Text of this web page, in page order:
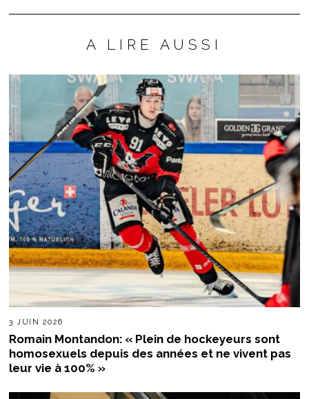
A LIRE AUSSI
3 JUIN 2026
Romain Montandon: « Plein de hockeyeurs sont
homosexuels depuis des années et ne vivent pas
leur vie à 100% »